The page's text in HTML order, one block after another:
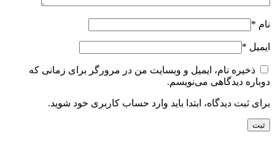
نام *
ایمیل *
ذخیره نام، ایمیل و وبسایت من در مرورگر برای زمانی که
دوباره دیدگاهی می‌نویسم.
برای ثبت دیدگاه، ابتدا باید وارد حساب کاربری خود شوید.